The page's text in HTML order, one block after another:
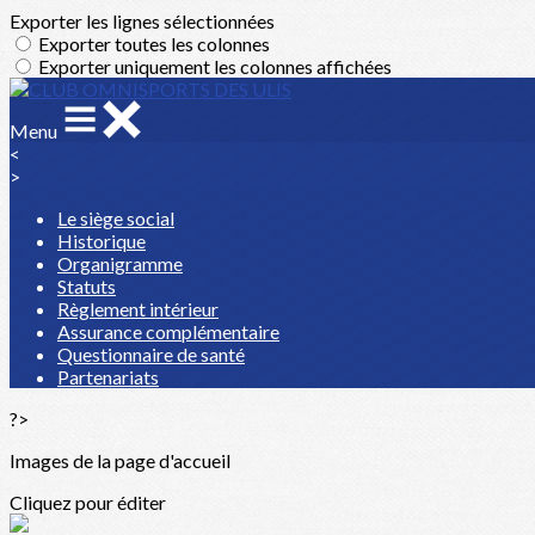
Exporter les lignes sélectionnées
Exporter toutes les colonnes
Exporter uniquement les colonnes affichées
Menu
<
>
Le siège social
Historique
Organigramme
Statuts
Règlement intérieur
Assurance complémentaire
Questionnaire de santé
Partenariats
?>
Images de la page d'accueil
Cliquez pour éditer